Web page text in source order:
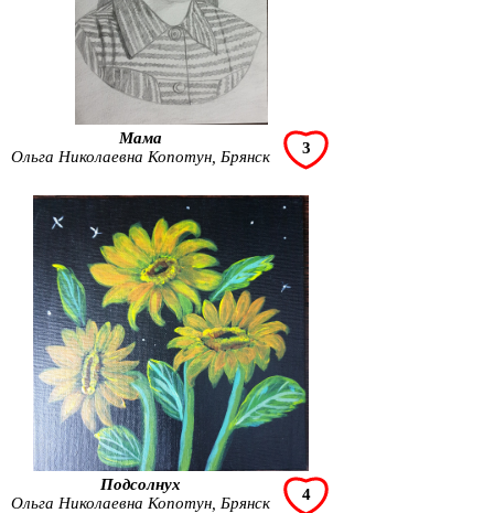
3
Мама
Ольга Николаевна Копотун, Брянск
4
Подсолнух
Ольга Николаевна Копотун, Брянск